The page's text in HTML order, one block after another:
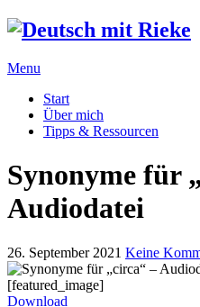
Menu
Start
Über mich
Tipps & Ressourcen
Synonyme für
Audiodatei
26. September 2021 Keine
[featured_image]
Download